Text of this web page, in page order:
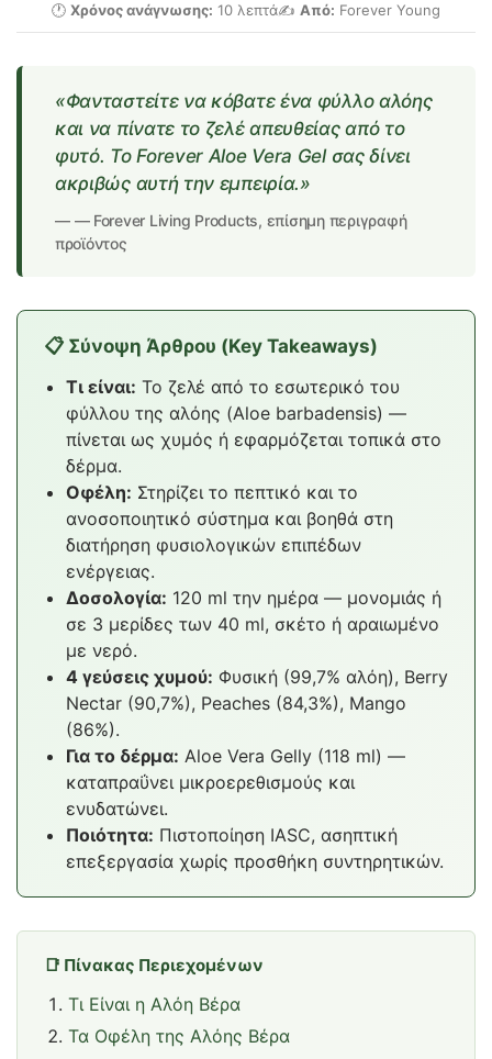
🕐 Χρόνος ανάγνωσης: 10 λεπτά✍️ Από: Forever Young
«Φανταστείτε να κόβατε ένα φύλλο αλόης
και να πίνατε το ζελέ απευθείας από το
φυτό. Το Forever Aloe Vera Gel σας δίνει
ακριβώς αυτή την εμπειρία.»
— Forever Living Products, επίσημη περιγραφή
προϊόντος
📋 Σύνοψη Άρθρου (Key Takeaways)
Τι είναι: Το ζελέ από το εσωτερικό του
φύλλου της αλόης (Aloe barbadensis) —
πίνεται ως χυμός ή εφαρμόζεται τοπικά στο
δέρμα.
Οφέλη: Στηρίζει το πεπτικό και το
ανοσοποιητικό σύστημα και βοηθά στη
διατήρηση φυσιολογικών επιπέδων
ενέργειας.
Δοσολογία: 120 ml την ημέρα — μονομιάς ή
σε 3 μερίδες των 40 ml, σκέτο ή αραιωμένο
με νερό.
4 γεύσεις χυμού: Φυσική (99,7% αλόη), Berry
Nectar (90,7%), Peaches (84,3%), Mango
(86%).
Για το δέρμα: Aloe Vera Gelly (118 ml) —
καταπραΰνει μικροερεθισμούς και
ενυδατώνει.
Ποιότητα: Πιστοποίηση IASC, ασηπτική
επεξεργασία χωρίς προσθήκη συντηρητικών.
📑 Πίνακας Περιεχομένων
Τι Είναι η Αλόη Βέρα
Τα Οφέλη της Αλόης Βέρα